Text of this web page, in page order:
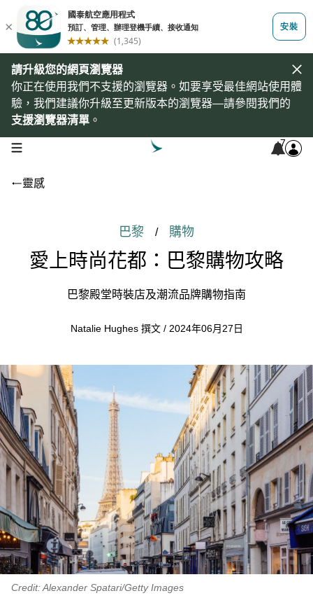
請升級您的網頁瀏覽器
你正在使用我們不支援的瀏覽器。如要享受最佳網站使用體
驗，我們建議你升級至更新版本的瀏覽器—請參閱我們的
支援瀏覽器清單 。
open navigation menu 7
靈感
巴黎 / 購物
愛上時尚花都：巴黎購物攻略
巴黎殿堂時裝店及潮流品牌購物指南
Natalie Hughes 撰文 / 2024年06月27日
Credit: Alexander Spatari/Getty Images